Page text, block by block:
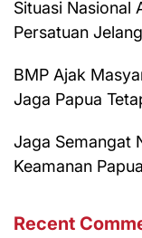
Situasi Nasional
Persatuan
BMP Ajak
Jaga Papua
Jaga Semangat
Keamanan
Recent